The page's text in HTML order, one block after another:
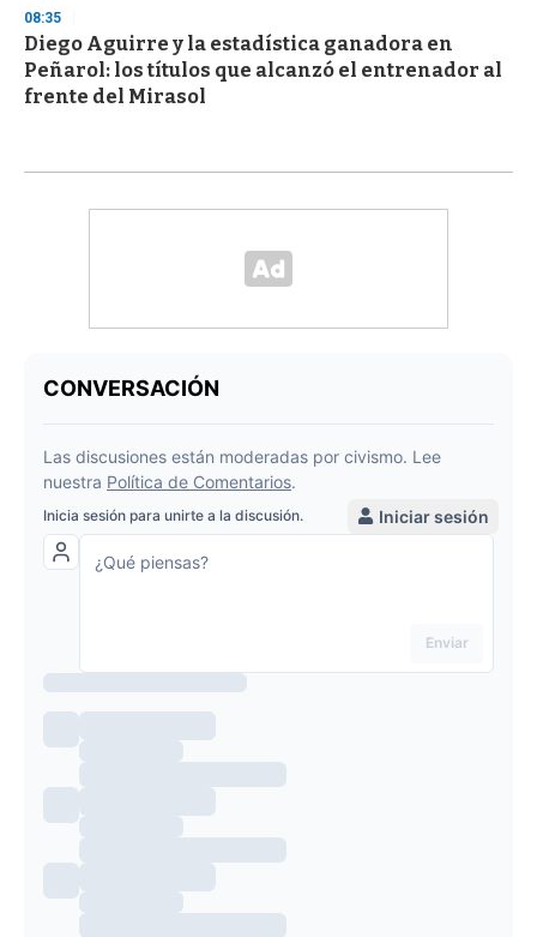
08:35
Diego Aguirre y la estadística ganadora en
Peñarol: los títulos que alcanzó el entrenador al
frente del Mirasol